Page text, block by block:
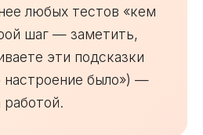
любых тестов «кем
шаг — заметить,
эти подсказки
настроение было») —
работой.